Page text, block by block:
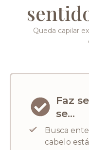
Queda capilar
Faz
se...
Busca
cabelo